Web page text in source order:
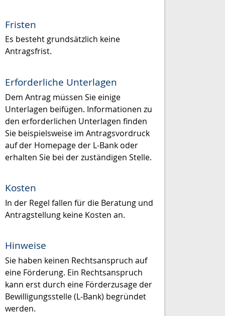
Fristen
Es besteht grundsätzlich keine
Antragsfrist.
Erforderliche Unterlagen
Dem Antrag müssen Sie einige
Unterlagen beifügen. Informationen zu
den erforderlichen Unterlagen finden
Sie beispielsweise im Antragsvordruck
auf der Homepage der L-Bank oder
erhalten Sie bei der zuständigen Stelle.
Kosten
In der Regel fallen für die Beratung und
Antragstellung keine Kosten an.
Hinweise
Sie haben keinen Rechtsanspruch auf
eine Förderung. Ein Rechtsanspruch
kann erst durch eine Förderzusage der
Bewilligungsstelle (L-Bank) begründet
werden.